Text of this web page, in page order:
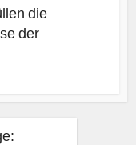
die
der